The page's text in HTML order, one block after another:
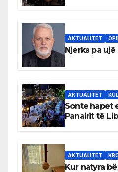
AKTUALITET
Njerka pa ujë
AKTUALITET
Sonte hapet
Panairit të
AKTUALITET
Kur natyra